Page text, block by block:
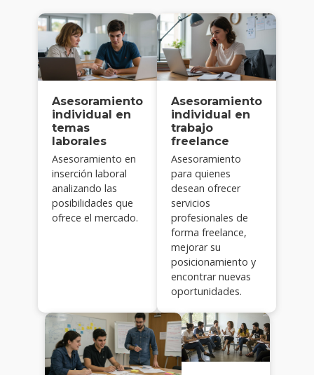
Asesoramiento
individual en
temas
laborales
Asesoramiento en
inserción laboral
analizando las
posibilidades que
ofrece el mercado.
Asesoramiento
individual en
trabajo
freelance
Asesoramiento
para quienes
desean ofrecer
servicios
profesionales de
forma freelance,
mejorar su
posicionamiento y
encontrar nuevas
oportunidades.